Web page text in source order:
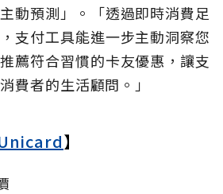
動預測」。「透過即時消費足
支付工具能進一步主動洞察您
薦符合習慣的卡友優惠，讓支
費者的生活顧問。」
】